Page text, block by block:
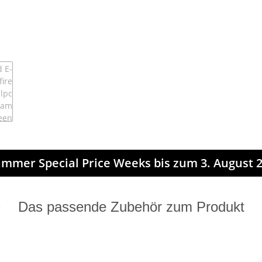
Special Price Weeks bis zum 3. August
Das passende Zubehör zum Produkt